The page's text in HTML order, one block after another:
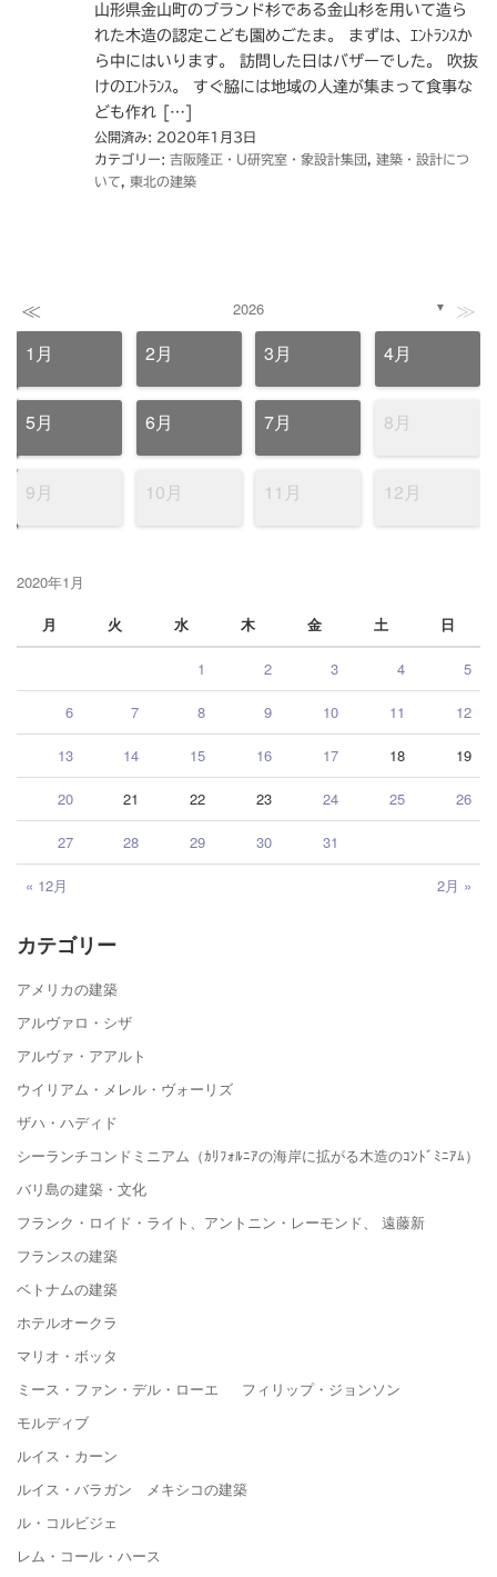
山形県金山町のブランド杉である金山杉を用いて造ら
れた木造の認定こども園めごたま。 まずは、ｴﾝﾄﾗﾝｽか
ら中にはいります。 訪問した日はバザーでした。 吹抜
けのｴﾝﾄﾗﾝｽ。 すぐ脇には地域の人達が集まって食事な
ども作れ […]
公開済み: 2020年1月3日
カテゴリー: 吉阪隆正・U研究室・象設計集団
建築・設計につ
いて
東北の建築
≪ 2026 ▼ ≫
1月 2月 3月 4月
5月 6月 7月 8月
9月 10月 11月 12月
2020年1月
月
火 水 木 金 土 日
« 12月 2月 »
1 2 3 4 5
6 7 8 9 10 11 12
13 14 15 16 17 18 19
20 21 22 23 24 25 26
27 28 29 30 31
カテゴリー
アメリカの建築
アルヴァロ・シザ
アルヴァ・アアルト
ウイリアム・メレル・ヴォーリズ
ザハ・ハディド
シーランチコンドミニアム（ｶﾘﾌｫﾙﾆｱの海岸に拡がる木造のｺﾝﾄﾞﾐﾆｱﾑ）
バリ島の建築・文化
フランク・ロイド・ライト、アントニン・レーモンド、 遠藤新
フランスの建築
ベトナムの建築
ホテルオークラ
マリオ・ボッタ
ミース・ファン・デル・ローエ フィリップ・ジョンソン
モルディブ
ルイス・カーン
ルイス・バラガン メキシコの建築
ル・コルビジェ
レム・コール・ハース